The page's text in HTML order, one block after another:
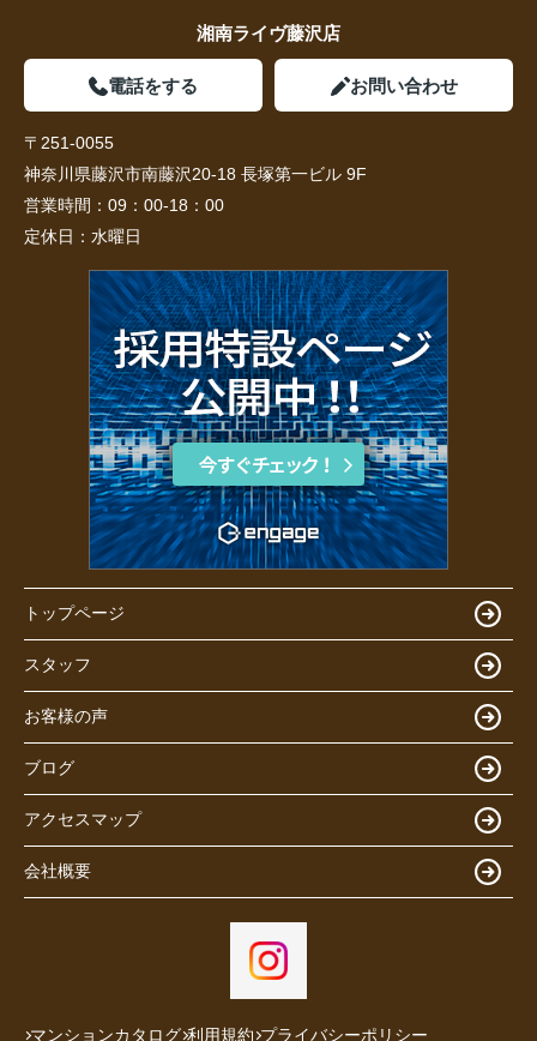
湘南ライヴ藤沢店
電話をする お問い合わせ
〒251-0055
神奈川県藤沢市南藤沢20-18 長塚第一ビル 9F
営業時間： 09：00-18：00
定休日： 水曜日
トップページ
スタッフ
お客様の声
ブログ
アクセスマップ
会社概要
マンションカタログ 利用規約 プライバシーポリシー